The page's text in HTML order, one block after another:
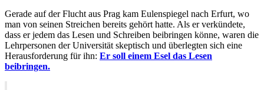
Gerade auf der Flucht aus Prag kam Eulenspiegel nach Erfurt, wo
man von seinen Streichen bereits gehört hatte. Als er verkündete,
dass er jedem das Lesen und Schreiben beibringen könne, waren die
Lehrpersonen der Universität skeptisch und überlegten sich eine
Herausforderung für ihn: Er soll einem Esel das Lesen
beibringen.